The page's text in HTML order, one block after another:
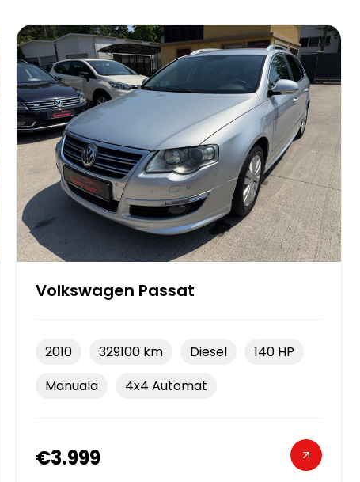
Volkswagen Passat
2010 329100 km Diesel
140 HP
Manuala
4x4 Automat
€3.999